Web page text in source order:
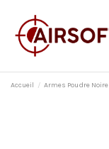
Accueil Armes Poudre Noire